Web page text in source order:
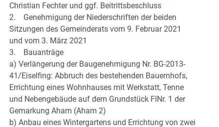
Christian Fechter und ggf. Beitrittsbeschluss
2. Genehmigung der Niederschriften der beiden
Sitzungen des Gemeinderats vom 9. Februar 2021
und vom 3. März 2021
3. Bauanträge
a) Verlängerung der Baugenehmigung Nr. BG-2013-
41/Eiselfing: Abbruch des bestehenden Bauernhofs,
Errichtung eines Wohnhauses mit Werkstatt, Tenne
und Nebengebäude auf dem Grundstück FlNr. 1 der
Gemarkung Aham (Aham 2)
b) Anbau eines Wintergartens und Errichtung von zwei